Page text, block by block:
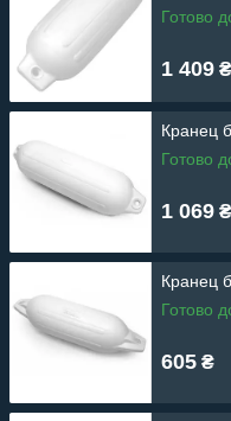
Готово
1 409 ₴
Кранец
Готово
1 069 ₴
Кранец
Готово
605 ₴